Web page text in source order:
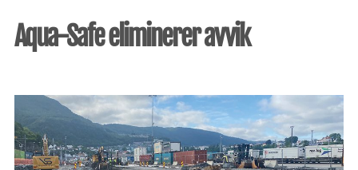
Aqua-Safe eliminerer avvik